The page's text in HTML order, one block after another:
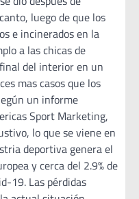
luego de que los
e incinerados en la
a las chicas de
del interior en un
mas casos que los
un informe
Sport Marketing,
lo que se viene en
deportiva genera el
y cerca del 2.9% de
19. Las pérdidas